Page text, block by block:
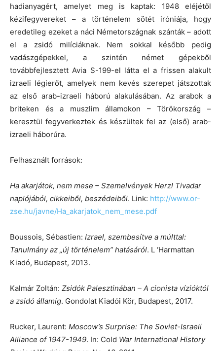
hadianyagért, amelyet meg is kaptak: 1948 eléjétől
kézifegyvereket – a történelem sötét iróniája, hogy
eredetileg ezeket a náci Németországnak szánták – adott
el a zsidó milíciáknak. Nem sokkal később pedig
vadászgépekkel, a szintén német gépekből
továbbfejlesztett Avia S-199-el látta el a frissen alakult
izraeli légierőt, amelyek nem kevés szerepet játszottak
az első arab-izraeli háború alakulásában. Az arabok a
briteken és a muszlim államokon – Törökország –
keresztül fegyverkeztek és készültek fel az (első) arab-
izraeli háborúra.
Felhasznált források:
Ha akarjátok, nem mese – Szemelvények Herzl Tivadar
naplójából, cikkeiből, beszédeiből. Link: http://www.or-
zse.hu/javne/Ha_akarjatok_nem_mese.pdf
Boussois, Sébastien: Izrael, szembesítve a múlttal:
Tanulmány az „új történelem” hatásáról. L ‘Harmattan
Kiadó, Budapest, 2013.
Kalmár Zoltán: Zsidók Palesztinában – A cionista vízióktól
a zsidó államig. Gondolat Kiadói Kör, Budapest, 2017.
Rucker, Laurent: Moscow’s Surprise: The Soviet-Israeli
Alliance of 1947-1949. In: Cold War International History